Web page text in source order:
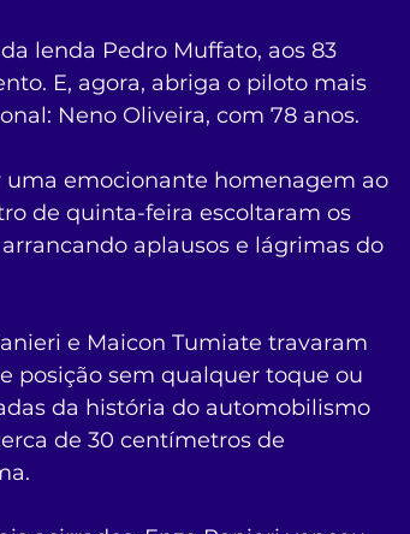
lenda Pedro Muffato, aos 83
E, agora, abriga o piloto mais
Neno Oliveira, com 78 anos.
uma emocionante homenagem ao
de quinta-feira escoltaram os
aplausos e lágrimas do
e Maicon Tumiate travaram
posição sem qualquer toque ou
da história do automobilismo
de 30 centímetros de